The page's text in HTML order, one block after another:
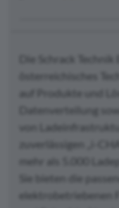
Die Schrack
österreichisches
auf Produkte und
Datenverteilung
von
zuverlässigen „i-
mehr als 5.000
Sie bieten die
elektrobetriebenen